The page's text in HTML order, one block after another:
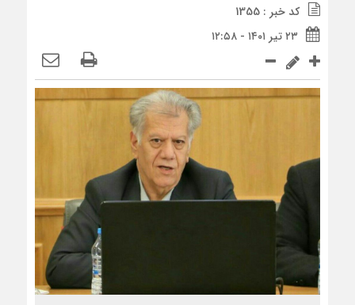
کد خبر : 1355
۲۳ تیر ۱۴۰۱ - ۱۲:۵۸